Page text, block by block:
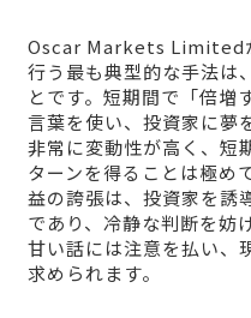
Oscar Markets Limited
行う最も典型的な手法は
とです。短期間で「倍増
言葉を使い、投資家に夢
非常に変動性が高く、短
ターンを得ることは極め
益の誇張は、投資家を誘
であり、冷静な判断を妨
甘い話には注意を払い、
求められます。